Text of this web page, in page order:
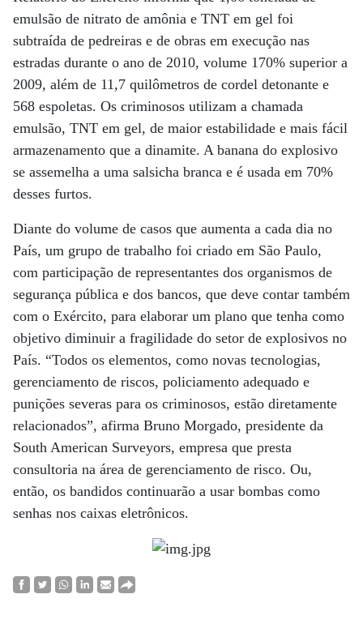
emulsão de nitrato de amônia e TNT em gel foi
subtraída de pedreiras e de obras em execução nas
estradas durante o ano de 2010, volume 170% superior a
2009, além de 11,7 quilômetros de cordel detonante e
568 espoletas. Os criminosos utilizam a chamada
emulsão, TNT em gel, de maior estabilidade e mais fácil
armazenamento que a dinamite. A banana do explosivo
se assemelha a uma salsicha branca e é usada em 70%
desses furtos.
Diante do volume de casos que aumenta a cada dia no
País, um grupo de trabalho foi criado em São Paulo,
com participação de representantes dos organismos de
segurança pública e dos bancos, que deve contar também
com o Exército, para elaborar um plano que tenha como
objetivo diminuir a fragilidade do setor de explosivos no
País. “Todos os elementos, como novas tecnologias,
gerenciamento de riscos, policiamento adequado e
punições severas para os criminosos, estão diretamente
relacionados”, afirma Bruno Morgado, presidente da
South American Surveyors, empresa que presta
consultoria na área de gerenciamento de risco. Ou,
então, os bandidos continuarão a usar bombas como
senhas nos caixas eletrônicos.